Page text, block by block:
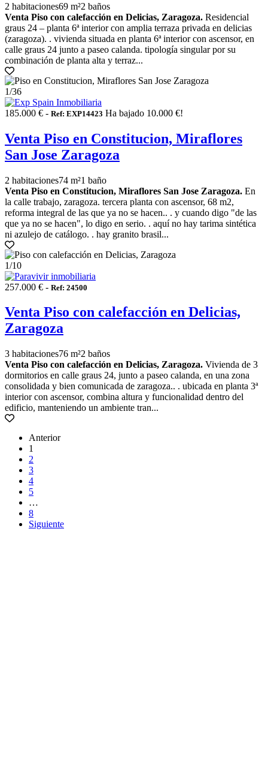
2 habitaciones69 m²2 baños
Venta Piso con calefacción en Delicias, Zaragoza. Residencial
graus 24 – planta 6ª interior con amplia terraza privada en delicias
(zaragoza). . vivienda situada en planta 6ª interior con ascensor, en
calle graus 24 junto a paseo calanda. tipología singular por su
combinación de planta alta y terraz...
1/36
185.000 € - Ref: EXP14423 Ha bajado 10.000 €!
Venta Piso en Constitucion, Miraflores
San Jose Zaragoza
2 habitaciones74 m²1 baño
Venta Piso en Constitucion, Miraflores San Jose Zaragoza. En
la calle trabajo, zaragoza. tercera planta con ascensor, 68 m2,
reforma integral de las que ya no se hacen.. . y cuando digo "de las
que ya no se hacen", lo digo en serio. . aquí no hay tarima sintética
ni azulejo de catálogo. . hay granito brasil...
1/10
257.000 € - Ref: 24500
Venta Piso con calefacción en Delicias,
Zaragoza
3 habitaciones76 m²2 baños
Venta Piso con calefacción en Delicias, Zaragoza. Vivienda de 3
dormitorios en calle graus 24, junto a paseo calanda, en una zona
consolidada y bien comunicada de zaragoza.. . ubicada en planta 3ª
interior con ascensor, combina altura y funcionalidad dentro del
edificio, manteniendo un ambiente tran...
Anterior
1
2
3
4
5
…
8
Siguiente